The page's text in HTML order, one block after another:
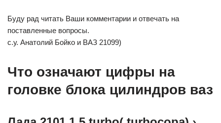
Буду рад читать Ваши комментарии и отвечать на
поставленные вопросы.
с.у. Анатолий Бойко и ВАЗ 21099)
Что означают цифры на
головке блока цилиндров ваз